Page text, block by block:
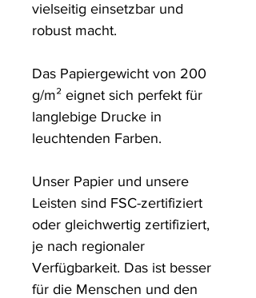
vielseitig einsetzbar und
robust macht.
Das Papiergewicht von 200
g/m² eignet sich perfekt für
langlebige Drucke in
leuchtenden Farben.
Unser Papier und unsere
Leisten sind FSC-zertifiziert
oder gleichwertig zertifiziert,
je nach regionaler
Verfügbarkeit. Das ist besser
für die Menschen und den